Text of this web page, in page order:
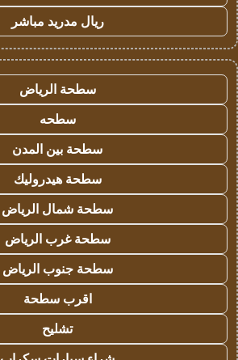
ريال مدريد مباشر
سطحة الرياض
سطحه
سطحة بين المدن
سطحة هيدروليك
سطحة شمال الرياض
سطحة غرب الرياض
سطحة جنوب الرياض
اقرب سطحة
تشليح